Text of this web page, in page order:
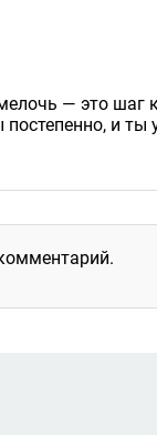
— это шаг
и